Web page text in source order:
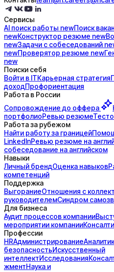
Сервисы
AI поискработы newПоиск
newКонструктор резюме new
newЗадачи с собеседований
newПроверятор резюме new
new
Поиски себя
Войти в ITКарьерная стратегия
доходПрофориентация
Работа в России
Сопровождение до оффера
портфолиоРевью резюме
Работа за рубежом
Найти работу за границей
LinkedInРевью резюме на
собеседование на английском
Навыки
Личный брендОценка навыков
компетенций
Поддержка
ВыгораниеОтношения с
руководителемСиндром
Для бизнеса
Аудит процессов компании
мероприятии компании
Профессии
HRАдминистрирование
безопасностьИскусственный
интеллектИсследования
жментНаука и